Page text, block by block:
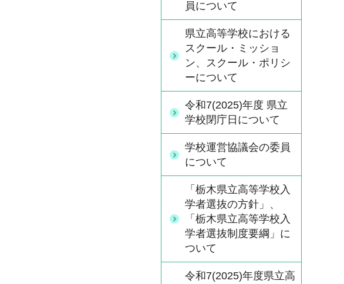
員について
県立高等学校における
スクール・ミッショ
ン、スクール・ポリシ
ーについて
令和7(2025)年度 県立
学校閉庁日について
学校運営協議会の委員
について
「栃木県立高等学校入
学者選抜の方針」、
「栃木県立高等学校入
学者選抜制度要綱」に
ついて
令和7(2025)年度県立高